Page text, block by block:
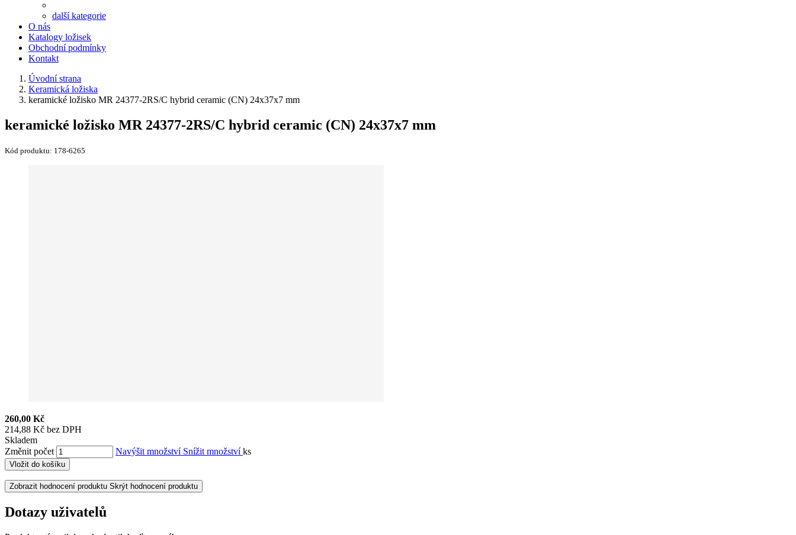
další kategorie
O nás
Katalogy ložisek
Obchodní podmínky
Kontakt
Úvodní strana
Keramická ložiska
keramické ložisko MR 24377-2RS/C hybrid ceramic (CN) 24x37x7 mm
keramické ložisko MR 24377-2RS/C hybrid ceramic (CN) 24x37x7 mm
Kód produktu: 178-6265
260,00 Kč
214,88 Kč bez DPH
Skladem
Změnit počet
Navýšit množství Snížit množstvíks
Vložit do košíku
Zobrazit hodnocení produktu Skrýt hodnocení produktu
Dotazy uživatelů